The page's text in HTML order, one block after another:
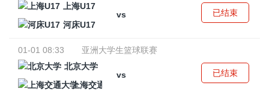
上海U17
vs
河床U17
已结束
01-01 08:33
亚洲大学生篮球联赛
北京大学
vs
上海交通大学
已结束